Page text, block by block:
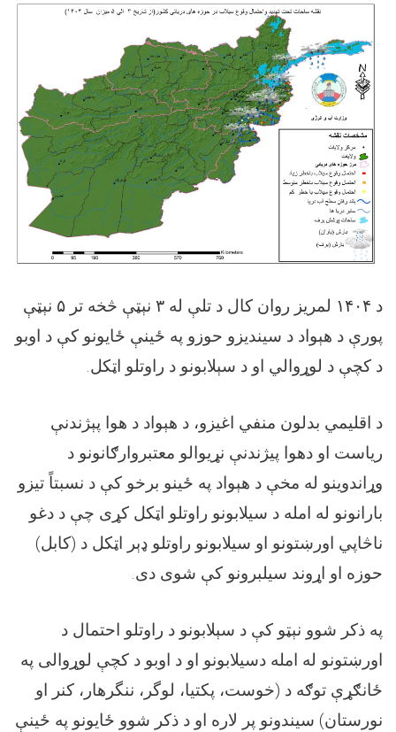
د ۱۴۰۴ لمریز روان کال د تلې له ۳ نېټې څخه تر ۵ نېټې
پورې د هېواد د سیندیزو حوزو په ځينې ځایونو کې د اوبو
د کچې د لوړوالي او د سېلابونو د راوتلو اټکل.
د اقلیمي بدلون منفي اغیزو، د هېواد د هوا پېژندنې
ریاست او دهوا پیژندنې نړیوالو معتبروارګانونو د
وړاندوینو له مخې د هېواد په ځينو برخو کې د نسبتاً تیزو
بارانونو له امله د سيلابونو راوتلو اټکل کړی چې د دغو
ناڅاپي اورښتونو او سیلابونو راوتلو ډېر اټکل د (کابل)
حوزه او اړوند سیلبرونو کې شوی دی.
په ذکر شوو نېټو کې د سېلابونو د راوتلو احتمال د
اورښتونو له امله دسیلابونو او د اوبو د کچې لوړوالی په
ځانګړې توګه د (خوست، پکتیا، لوگر، ننگرهار، کنر او
نورستان) سیندونو پر لاره او د ذکر شوو ځایونو په ځینې